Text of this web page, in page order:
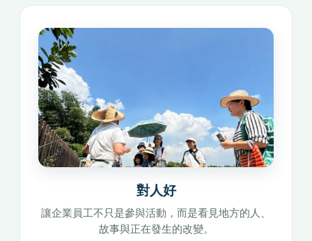
對人好
讓企業員工不只是參與活動，而是看見地方的人、
故事與正在發生的改變。